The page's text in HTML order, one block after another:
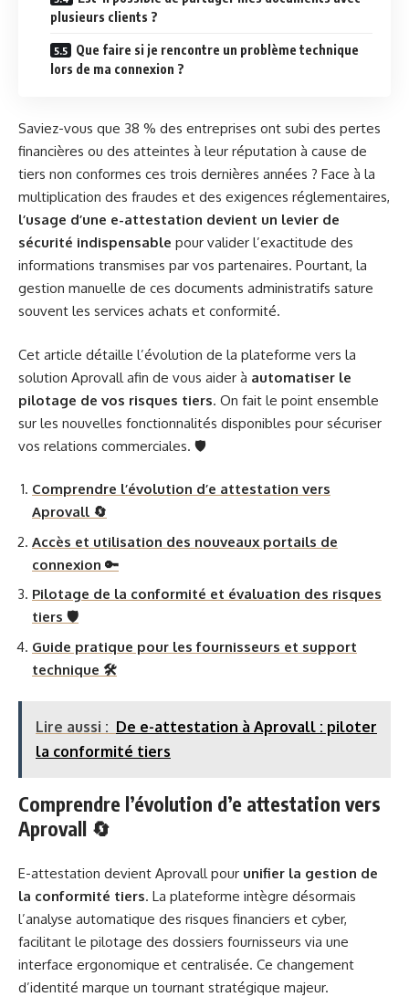
plusieurs clients ?
Que faire si je rencontre un problème technique
lors de ma connexion ?
Saviez-vous que 38 % des entreprises ont subi des pertes
financières ou des atteintes à leur réputation à cause de
tiers non conformes ces trois dernières années ? Face à la
multiplication des fraudes et des exigences réglementaires,
l’usage d’une e-attestation devient un levier de
sécurité indispensable pour valider l’exactitude des
informations transmises par vos partenaires. Pourtant, la
gestion manuelle de ces documents administratifs sature
souvent les services achats et conformité.
Cet article détaille l’évolution de la plateforme vers la
solution Aprovall afin de vous aider à automatiser le
pilotage de vos risques tiers. On fait le point ensemble
sur les nouvelles fonctionnalités disponibles pour sécuriser
vos relations commerciales. 🛡️
Comprendre l’évolution d’e attestation vers
Aprovall 🔄
Accès et utilisation des nouveaux portails de
connexion 🔑
Pilotage de la conformité et évaluation des risques
tiers 🛡️
Guide pratique pour les fournisseurs et support
technique 🛠️
Lire aussi : De e-attestation à Aprovall : piloter
la conformité tiers
Comprendre l’évolution d’e attestation vers
Aprovall 🔄
E-attestation devient Aprovall pour unifier la gestion de
la conformité tiers. La plateforme intègre désormais
l’analyse automatique des risques financiers et cyber,
facilitant le pilotage des dossiers fournisseurs via une
interface ergonomique et centralisée. Ce changement
d’identité marque un tournant stratégique majeur.